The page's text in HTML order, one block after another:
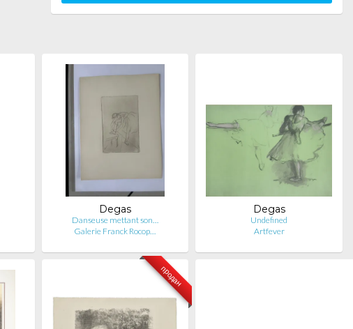
Degas
Danseuse mettant son…
Galerie Franck Rocop…
Degas
Undefined
Artfever
продан